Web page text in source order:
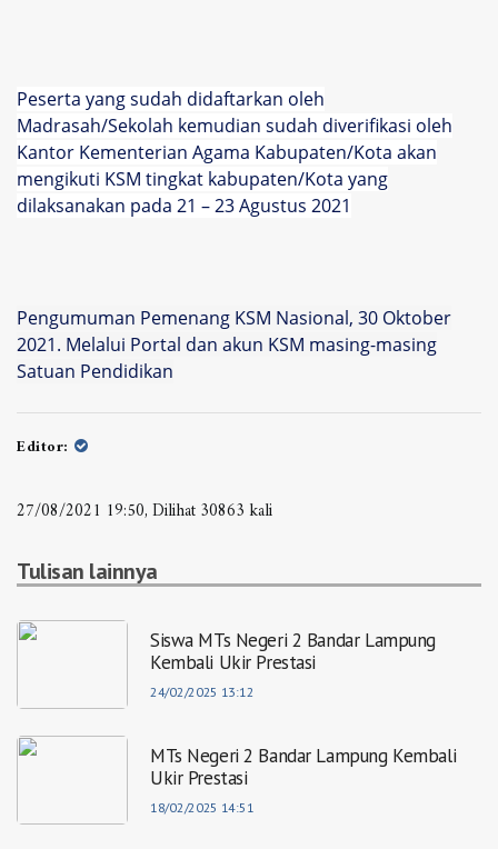
Peserta yang sudah didaftarkan oleh
Madrasah/Sekolah kemudian sudah diverifikasi oleh
Kantor Kementerian Agama Kabupaten/Kota akan
mengikuti KSM tingkat kabupaten/Kota yang
dilaksanakan pada 21 – 23 Agustus 2021
Pengumuman Pemenang KSM Nasional, 30 Oktober
2021. Melalui Portal dan akun KSM masing-masing
Satuan Pendidikan
Editor:
27/08/2021 19:50, Dilihat 30863 kali
Tulisan lainnya
Siswa MTs Negeri 2 Bandar Lampung
Kembali Ukir Prestasi
24/02/2025 13:12
MTs Negeri 2 Bandar Lampung Kembali
Ukir Prestasi
18/02/2025 14:51